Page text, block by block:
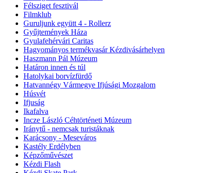
Félsziget fesztivál
Filmklub
Guruljunk együtt 4 - Rollerz
Gyűjtemények Háza
Gyulafehérvári Caritas
Hagyományos termékvasár Kézdivásárhelyen
Haszmann Pál Múzeum
Határon innen és túl
Hatolykai borvízfürdő
Hatvannégy Vármegye Ifjúsági Mozgalom
Húsvét
Ifjuság
Ikafalva
Incze László Céhtörténeti Múzeum
Iránytű - nemcsak turistáknak
Karácsony - Meseváros
Kastély Erdélyben
Képzőművészet
Kézdi Flash